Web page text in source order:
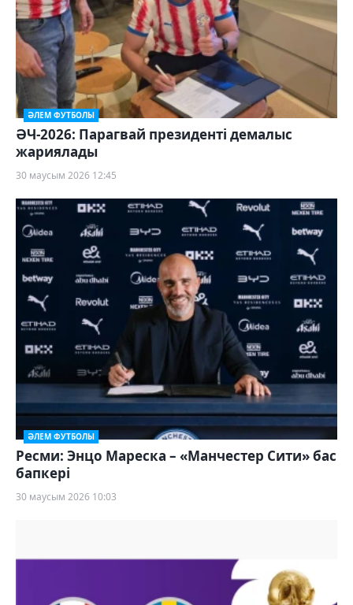
ӘЛЕМ ФУТБОЛЫ
ӘЧ-2026: Парагвай президенті демалыс
жариялады
30 маусым 2026 12:45
ӘЛЕМ ФУТБОЛЫ
Ресми: Энцо Мареска – «Манчестер Сити» бас
бапкері
30 маусым 2026 10:03